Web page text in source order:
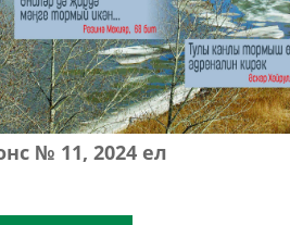
№ 11, 2024 ел